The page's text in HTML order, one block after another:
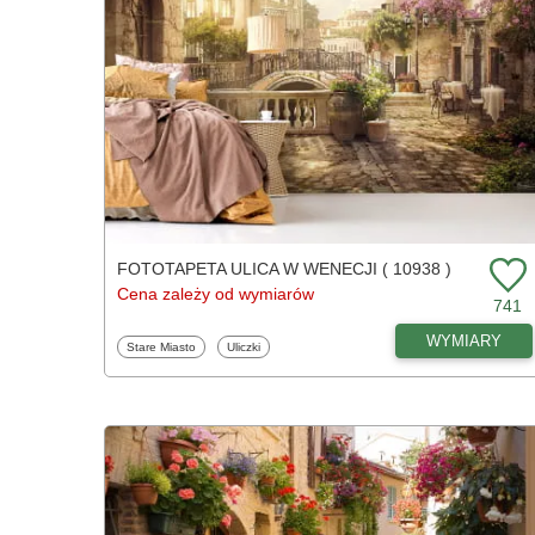
FOTOTAPETA ULICA W WENECJI ( 10938 )
Cena zależy od wymiarów
741
Fototapety
Stare Miasto Fototapety
Uliczki WYMIARY